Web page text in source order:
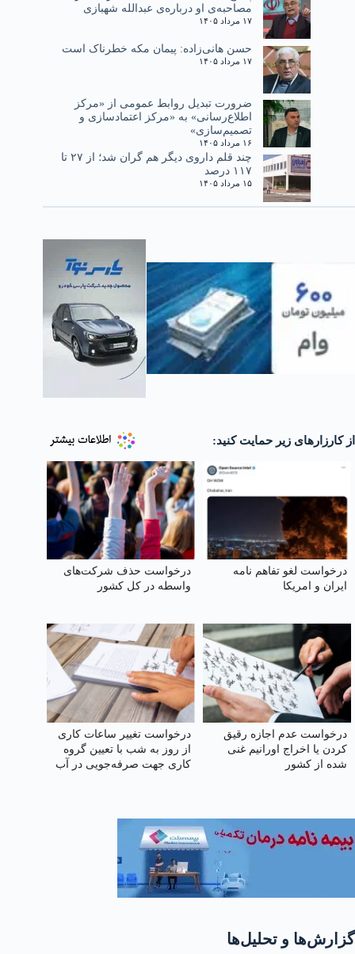
مصاحبه‌ی او درباره‌ی عبدالله شهبازی
۱۷ مرداد ۱۴۰۵
حسن هانی‌زاده: پیمان مکه خطرناک است
۱۷ مرداد ۱۴۰۵
ضرورت تبدیل روابط عمومی از «مرکز
اطلاع‌رسانی» به «مرکز اعتمادسازی و
تصمیم‌سازی»
۱۶ مرداد ۱۴۰۵
چند قلم داروی دیگر هم گران شد؛ از ۲۷ تا
۱۱۷ درصد
۱۵ مرداد ۱۴۰۵
از کارزارهای زیر حمایت کنید:
درخواست لغو تفاهم نامه
ایران و امریکا
درخواست حذف شرکت‌های
واسطه در کل کشور
درخواست عدم اجازه رقیق
کردن یا اخراج اورانیم غنی
شده از کشور
درخواست تغییر ساعات کاری
از روز به شب با تعیین گروه
کاری جهت صرفه‌جویی در آب
گزارش‌ها و تحلیل‌ها